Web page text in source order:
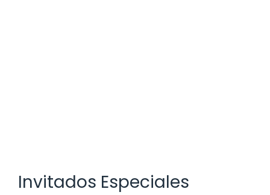
Invitados Especiales